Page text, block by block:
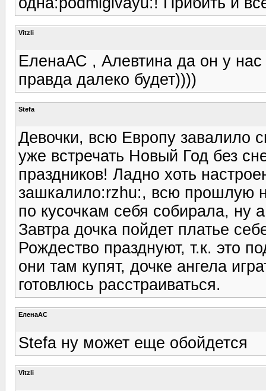
Vitzli
ЕленаАС , Алевтина да он у
правда далеко будет))))
Stefa
Девочки, всю Европу завалило
уже встречать Новый Год без
праздников! Ладно хоть
зашкалило:rzhu:, всю прошлую
по кусочкам себя собирала, ну
Завтра дочка пойдет платье
Рождество празднуют, т.к. это
они там купят, дочке ангела
готовлюсь расстраиваться.
ЕленаАС
Stefa ну может еще обойдется
Vitzli